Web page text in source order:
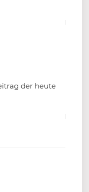
der heute